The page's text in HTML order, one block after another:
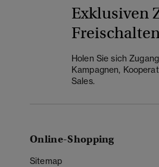
Exklusiven
Holen Sie sich
Kampagnen,
Sales.
Online-Shopping
Sitemap